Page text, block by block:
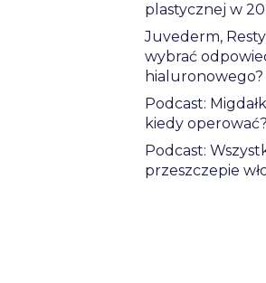
plastycznej w
Juvederm,
wybrać
hialuronowego?
Podcast:
kiedy
Podcast:
przeszczepie